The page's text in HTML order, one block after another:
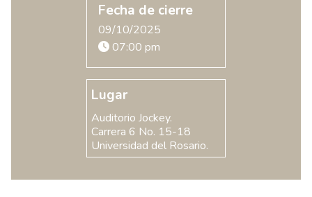
Fecha de cierre
09/10/2025
07:00 pm
Lugar
Auditorio Jockey.
Carrera 6 No. 15-18
Universidad del Rosario.